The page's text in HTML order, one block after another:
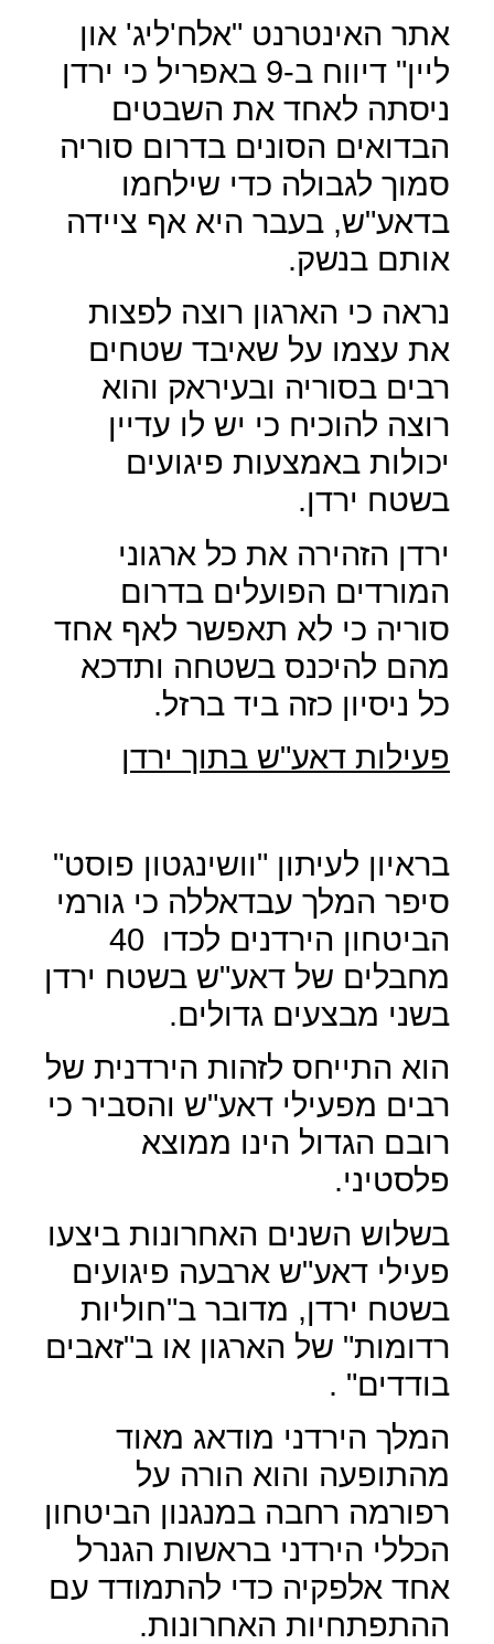
אתר האינטרנט "אלח'ליג' און
ליין" דיווח ב-9 באפריל כי ירדן
ניסתה לאחד את השבטים
הבדואים הסונים בדרום סוריה
סמוך לגבולה כדי שילחמו
בדאע"ש, בעבר היא אף ציידה
אותם בנשק.
נראה כי הארגון רוצה לפצות
את עצמו על שאיבד שטחים
רבים בסוריה ובעיראק והוא
רוצה להוכיח כי יש לו עדיין
יכולות באמצעות פיגועים
בשטח ירדן.
ירדן הזהירה את כל ארגוני
המורדים הפועלים בדרום
סוריה כי לא תאפשר לאף אחד
מהם להיכנס בשטחה ותדכא
כל ניסיון כזה ביד ברזל.
פעילות דאע"ש בתוך ירדן
בראיון לעיתון "וושינגטון פוסט"
סיפר המלך עבדאללה כי גורמי
הביטחון הירדנים לכדו 40
מחבלים של דאע"ש בשטח ירדן
בשני מבצעים גדולים.
הוא התייחס לזהות הירדנית של
רבים מפעילי דאע"ש והסביר כי
רובם הגדול הינו ממוצא
פלסטיני.
בשלוש השנים האחרונות ביצעו
פעילי דאע"ש ארבעה פיגועים
בשטח ירדן, מדובר ב"חוליות
רדומות" של הארגון או ב"זאבים
בודדים" .
המלך הירדני מודאג מאוד
מהתופעה והוא הורה על
רפורמה רחבה במנגנון הביטחון
הכללי הירדני בראשות הגנרל
אחד אלפקיה כדי להתמודד עם
ההתפתחיות האחרונות.